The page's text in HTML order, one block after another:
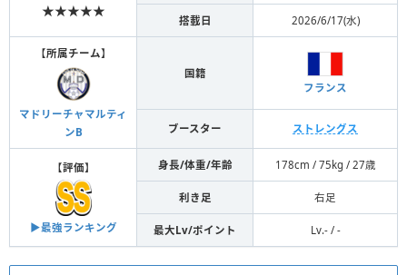
★★★★★
搭載日 2026/6/17(水)
【所属チーム】
マドリーチャマルティ
ンB
国籍
フランス
ブースター ストレングス
【評価】
▶︎最強ランキング
身長/体重/年齢 178cm / 75kg / 27歳
利き足 右足
最大Lv/ポイント Lv.- / -